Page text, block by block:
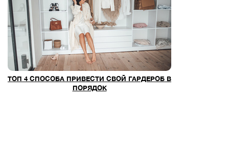
ТОП 4 СПОСОБА ПРИВЕСТИ СВОЙ ГАРДЕРОБ В
ПОРЯДОК